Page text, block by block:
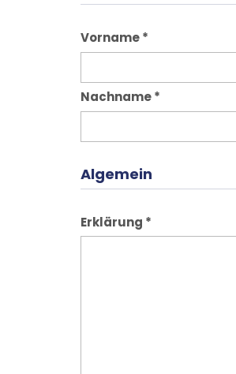
Vorname*
Nachname*
Algemein
Erklärung *